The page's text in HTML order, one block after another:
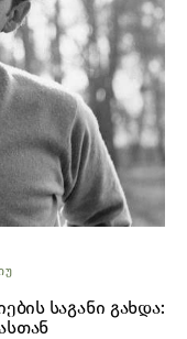
საგანი გახდა: